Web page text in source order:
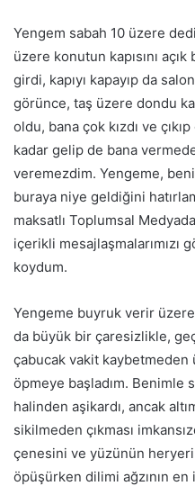
Yengem sabah 10 üzere
üzere konutun kapısını açık
girdi, kapıyı kapayıp da
görünce, taş üzere dondu
oldu, bana çok kızdı ve çıkıp
kadar gelip de bana
veremezdim. Yengeme,
buraya niye geldiğini
maksatlı Toplumsal
içerikli mesajlaşmalarımızı
koydum.
Yengeme buyruk verir
da büyük bir çaresizlikle,
çabucak vakit kaybetmeden
öpmeye başladım. Benimle
halinden aşikardı, ancak
sikilmeden çıkması
çenesini ve yüzünün
öpüşürken dilimi ağzının